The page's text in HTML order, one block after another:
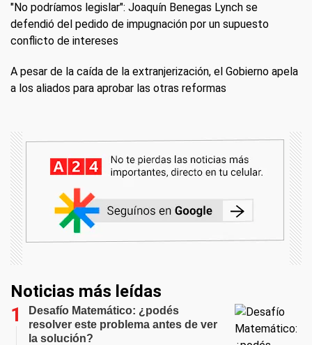
"No podríamos legislar": Joaquín Benegas Lynch se
defendió del pedido de impugnación por un supuesto
conflicto de intereses
A pesar de la caída de la extranjerización, el Gobierno apela
a los aliados para aprobar las otras reformas
Noticias más leídas
Desafío Matemático: ¿podés
resolver este problema antes de ver
la solución?